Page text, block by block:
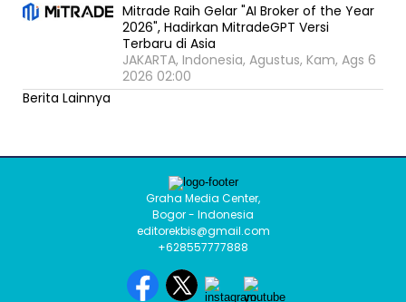
Mitrade Raih Gelar "AI Broker of the Year
2026", Hadirkan MitradeGPT Versi
Terbaru di Asia
JAKARTA, Indonesia, Agustus, Kam, Ags 6
2026 02:00
Berita Lainnya
Graha Media Center,
Bogor - Indonesia
editorekbis@gmail.com
+628557777888